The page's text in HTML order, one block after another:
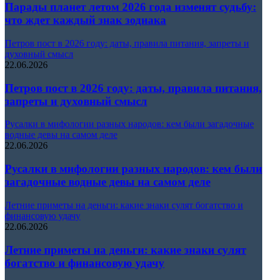
Парады планет летом 2026 года изменят судьбу:
что ждет каждый знак зодиака
Петров пост в 2026 году: даты, правила питания, запреты и
духовный смысл
22.06.2026
Петров пост в 2026 году: даты, правила питания,
запреты и духовный смысл
Русалки в мифологии разных народов: кем были загадочные
водные девы на самом деле
22.06.2026
Русалки в мифологии разных народов: кем были
загадочные водные девы на самом деле
Летние приметы на деньги: какие знаки сулят богатство и
финансовую удачу
22.06.2026
Летние приметы на деньги: какие знаки сулят
богатство и финансовую удачу